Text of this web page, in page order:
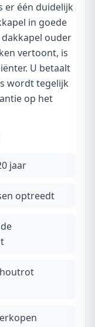
er één duidelijk
in goede
ouder
vertoont, is
U betaalt
wordt tegelijk
op het
jaar
optreedt